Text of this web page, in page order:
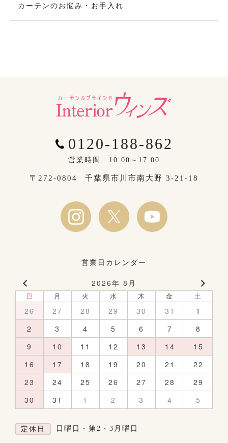
カーテンのお悩み・お手入れ
0120-188-862
営業時間 10:00～17:00
〒272-0804 千葉県市川市南大野 3-21-18
営業日カレンダー
2026年 8月
日 月 火 水 木 金 土
26 27 28 29 30 31
1
2
3 4 5 6 7
8
9
10 11 12 13 14
15
16
17 18 19 20 21
22
23
24 25 26 27 28
29
30
31 1 2 3 4 5
定休日 日曜日・第2・3月曜日